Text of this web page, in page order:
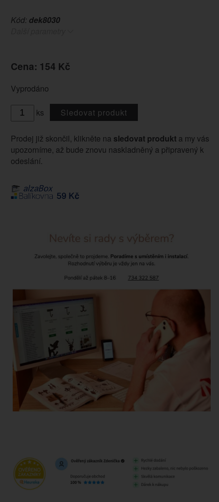
Kód: dek8030
Cena: 154 Kč
Vyprodáno
ks Sledovat produkt
Prodej již skončil, klikněte na sledovat produkta my vás
upozorníme, až bude znovu naskladněný a připravený k
odeslání.